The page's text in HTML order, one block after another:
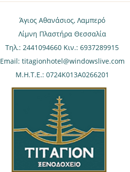
Άγιος Αθανάσιος, Λαμπερό
Λίμνη Πλαστήρα Θεσσαλία
Τηλ.: 2441094660 Κιν.: 6937289915
Email: titagionhotel@windowslive.com
Μ.Η.Τ.Ε.: 0724K013A0266201